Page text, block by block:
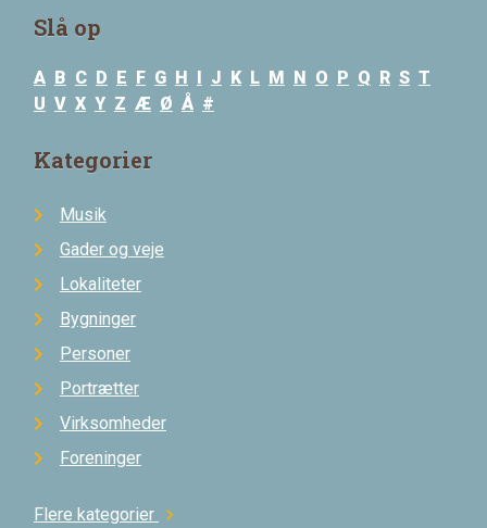
Slå op
A B C D E F G H I J K L M N O P Q R S T
U V X Y Z Æ Ø Å #
Kategorier
Musik
Gader og veje
Lokaliteter
Bygninger
Personer
Portrætter
Virksomheder
Foreninger
Flere kategorier chevron_right